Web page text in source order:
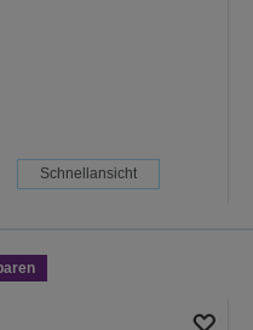
Schnellansicht